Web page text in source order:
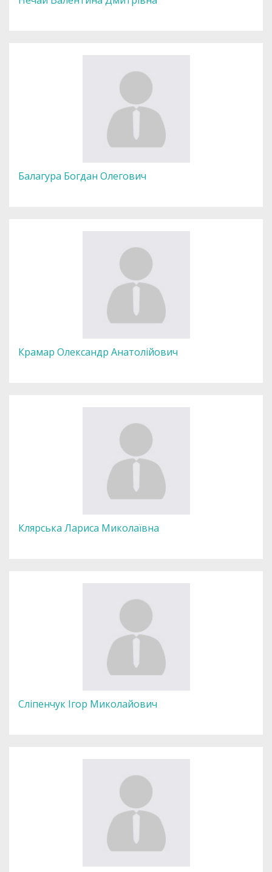
Балагура Богдан Олегович
Крамар Олександр Анатолійович
Клярська Лариса Миколаївна
Сліпенчук Ігор Миколайович